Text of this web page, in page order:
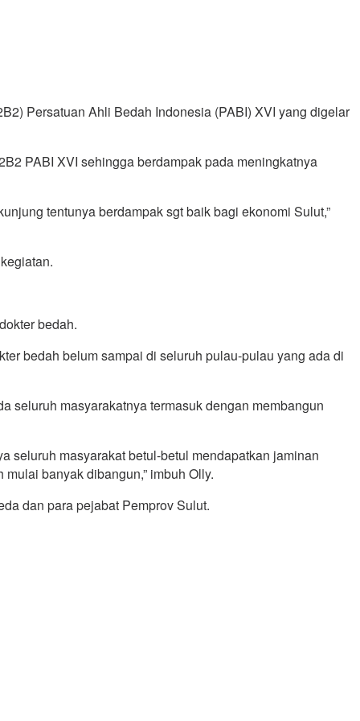
Persatuan Ahli Bedah Indonesia (PABI) XVI yang digelar
PABI XVI sehingga berdampak pada meningkatnya
tentunya berdampak sgt baik bagi ekonomi Sulut,”
bedah.
bedah belum sampai di seluruh pulau-pulau yang ada di
seluruh masyarakatnya termasuk dengan membangun
seluruh masyarakat betul-betul mendapatkan jaminan
banyak dibangun,” imbuh Olly.
dan para pejabat Pemprov Sulut.